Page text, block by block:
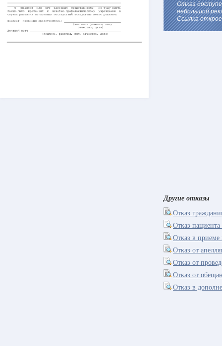
Отказ
небольшой
Ссылка
Другие отказы
Отказ
Отказ
Отказ в приеме
Отказ от
Отказ от
Отказ от
Отказ в